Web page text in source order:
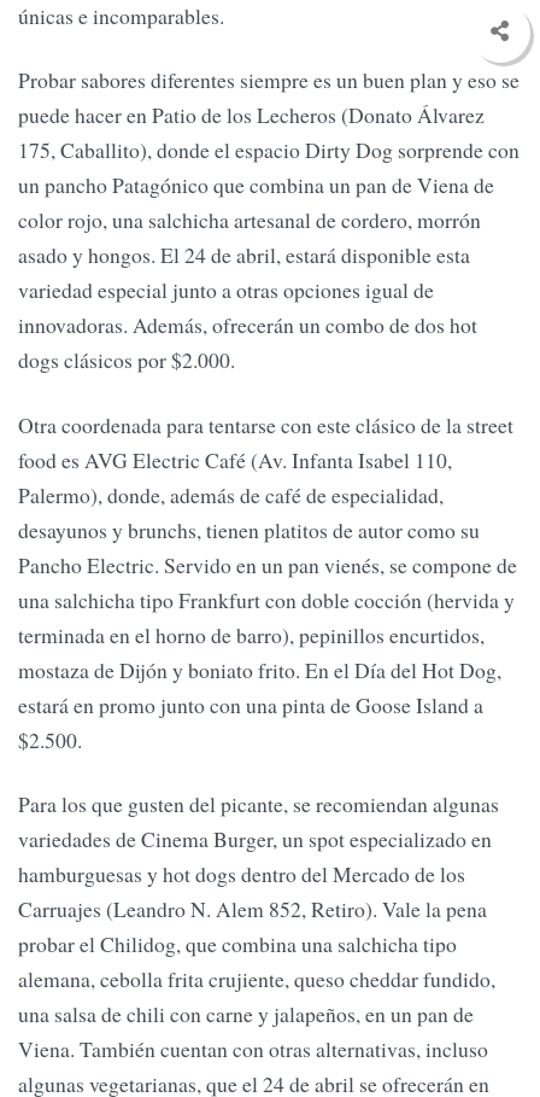
únicas e incomparables.
Probar sabores diferentes siempre es un buen plan y eso se
puede hacer en Patio de los Lecheros (Donato Álvarez
175, Caballito), donde el espacio Dirty Dog sorprende con
un pancho Patagónico que combina un pan de Viena de
color rojo, una salchicha artesanal de cordero, morrón
asado y hongos. El 24 de abril, estará disponible esta
variedad especial junto a otras opciones igual de
innovadoras. Además, ofrecerán un combo de dos hot
dogs clásicos por $2.000.
Otra coordenada para tentarse con este clásico de la street
food es AVG Electric Café (Av. Infanta Isabel 110,
Palermo), donde, además de café de especialidad,
desayunos y brunchs, tienen platitos de autor como su
Pancho Electric. Servido en un pan vienés, se compone de
una salchicha tipo Frankfurt con doble cocción (hervida y
terminada en el horno de barro), pepinillos encurtidos,
mostaza de Dijón y boniato frito. En el Día del Hot Dog,
estará en promo junto con una pinta de Goose Island a
$2.500.
Para los que gusten del picante, se recomiendan algunas
variedades de Cinema Burger, un spot especializado en
hamburguesas y hot dogs dentro del Mercado de los
Carruajes (Leandro N. Alem 852, Retiro). Vale la pena
probar el Chilidog, que combina una salchicha tipo
alemana, cebolla frita crujiente, queso cheddar fundido,
una salsa de chili con carne y jalapeños, en un pan de
Viena. También cuentan con otras alternativas, incluso
algunas vegetarianas, que el 24 de abril se ofrecerán en